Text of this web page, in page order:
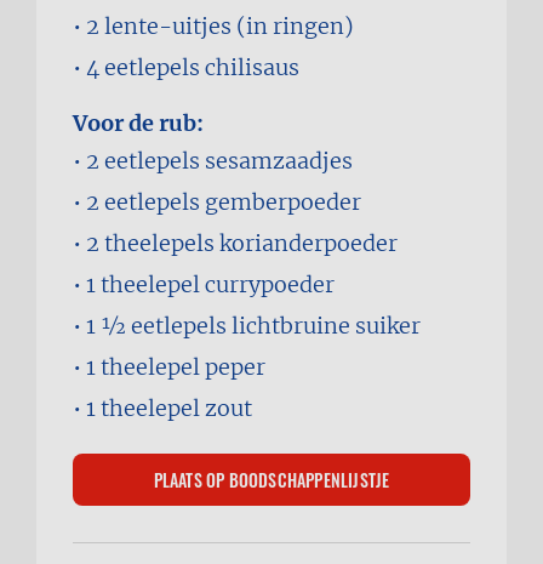
2 lente-uitjes (in ringen)
4 eetlepels chilisaus
Voor de rub:
2 eetlepels sesamzaadjes
2 eetlepels gemberpoeder
2 theelepels korianderpoeder
1 theelepelcurrypoeder
1 1⁄2 eetlepels lichtbruine suiker
1 theelepelpeper
1 theelepelzout